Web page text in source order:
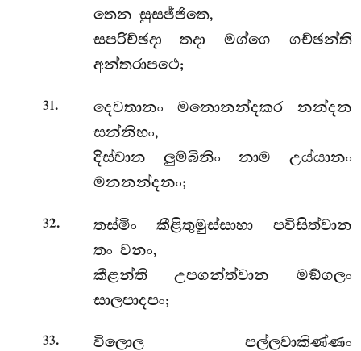
තෙන සුසජ්ජිතෙ,
සපරිච්ඡදා තදා මග්ගෙ ගච්ඡන්ති
අන්තරාපථෙ;
31.
දෙවතානං මනොනන්දකර නන්දන
සන්නිභං,
දිස්වාන ලුම්බිනිං නාම උය්යානං
මනනන්දනං;
32.
තස්මිං කීළිතුමුස්සාහා පවිසිත්වාන
තං වනං,
කීළන්ති උපගන්ත්වාන මඞ්ගලං
සාලපාදපං;
33.
විලොල පල්ලවාකිණ්ණං